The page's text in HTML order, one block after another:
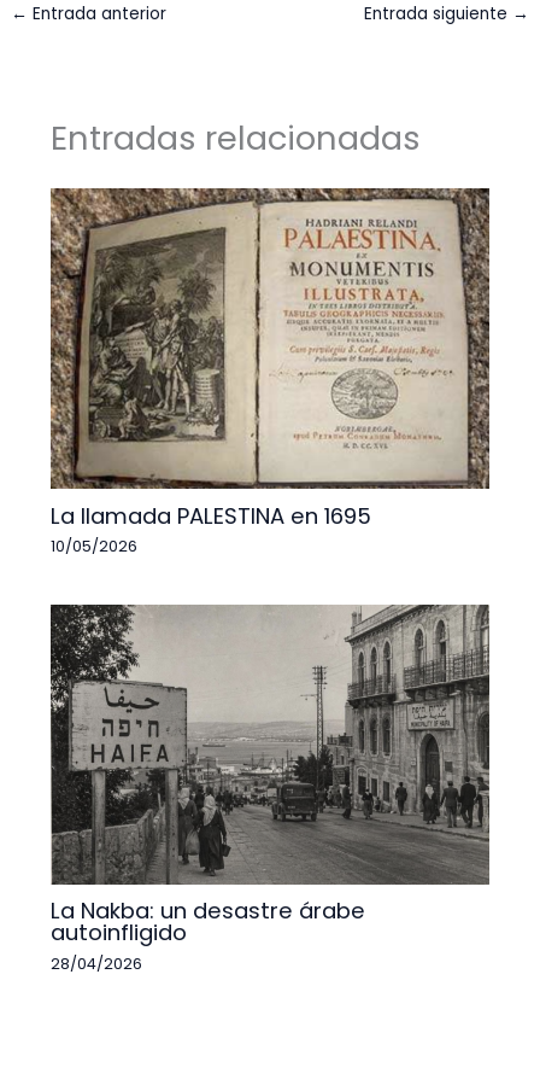
← Entrada anterior Entrada siguiente →
Entradas relacionadas
La llamada PALESTINA en 1695
10/05/2026
La Nakba: un desastre árabe
autoinfligido
28/04/2026